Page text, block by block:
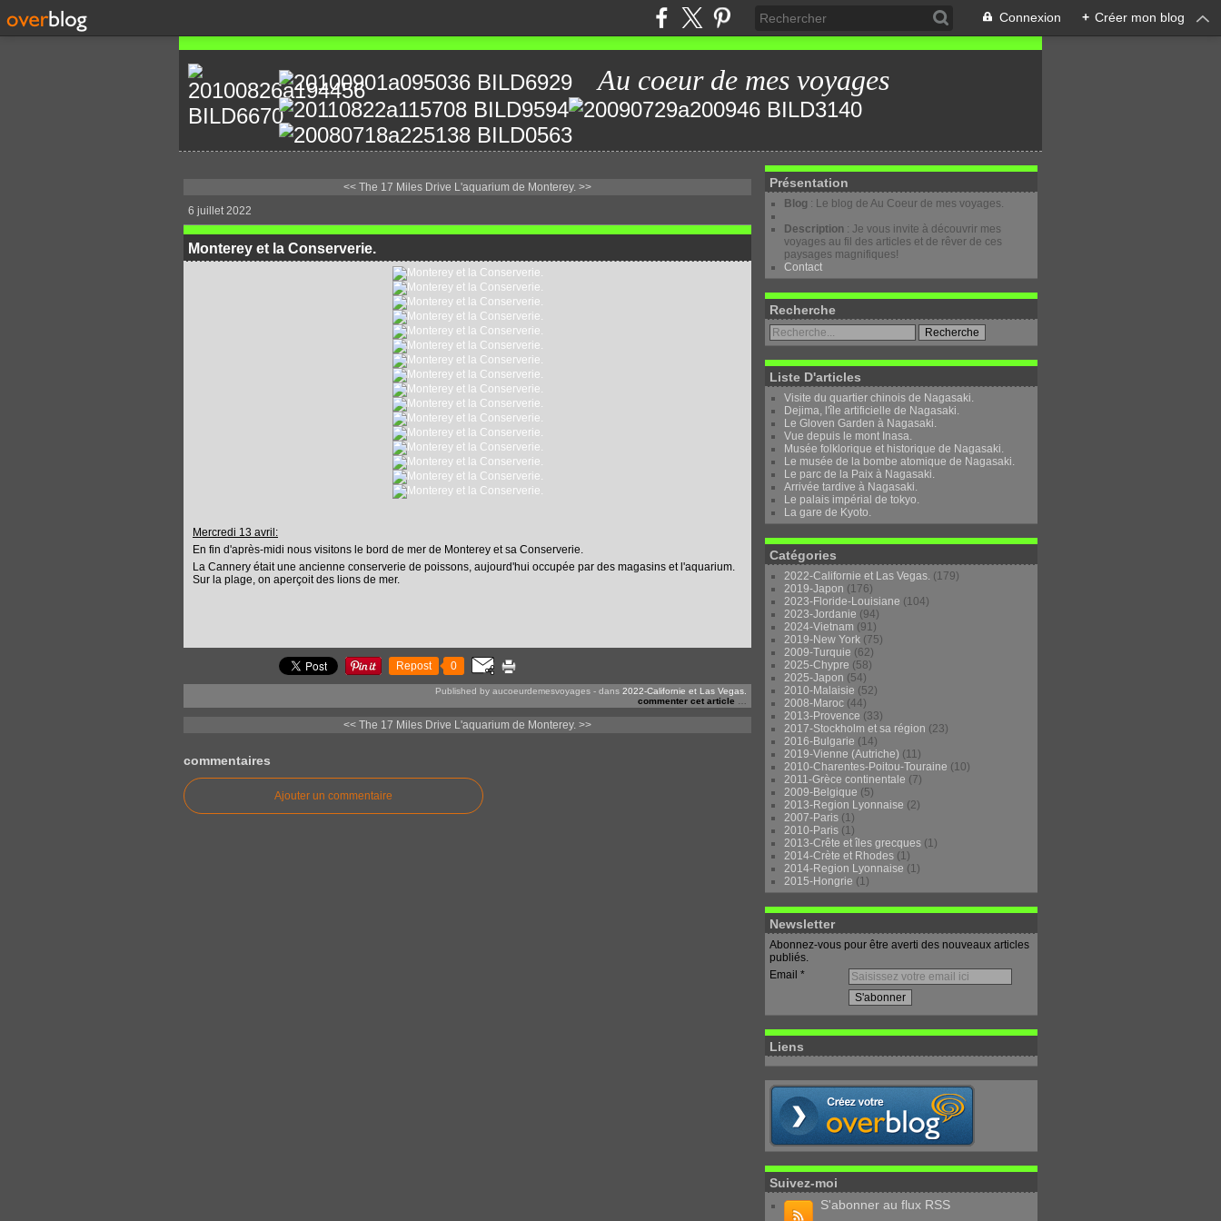
Connexion + Créer mon blog
Au coeur de mes voyages
<< The 17 Miles Drive L'aquarium de Monterey. >>
6 juillet 2022
Monterey et la Conserverie.
Mercredi 13 avril:
En fin d'après-midi nous visitons le bord de mer de Monterey et sa Conserverie.
La Cannery était une ancienne conserverie de poissons, aujourd'hui occupée par des magasins et l'aquarium.
Sur la plage, on aperçoit des lions de mer.
Repost 0
Published by aucoeurdemesvoyages - dans 2022-Californie et Las Vegas.
commenter cet article
<< The 17 Miles Drive L'aquarium de Monterey. >>
commentaires
Ajouter un commentaire
Présentation
Blog : Le blog de Au Coeur de mes voyages.
Description : Je vous invite à découvrir mes
voyages au fil des articles et de rêver de ces
paysages magnifiques!
Contact
Recherche
Liste D'articles
Visite du quartier chinois de Nagasaki.
Dejima, l'île artificielle de Nagasaki.
Le Gloven Garden à Nagasaki.
Vue depuis le mont Inasa.
Musée folklorique et historique de Nagasaki.
Le musée de la bombe atomique de Nagasaki.
Le parc de la Paix à Nagasaki.
Arrivée tardive à Nagasaki.
Le palais impérial de tokyo.
La gare de Kyoto.
Catégories
2022-Californie et Las Vegas. (179)
2019-Japon (176)
2023-Floride-Louisiane (104)
2023-Jordanie (94)
2024-Vietnam (91)
2019-New York (75)
2009-Turquie (62)
2025-Chypre (58)
2025-Japon (54)
2010-Malaisie (52)
2008-Maroc (44)
2013-Provence (33)
2017-Stockholm et sa région (23)
2016-Bulgarie (14)
2019-Vienne (Autriche) (11)
2010-Charentes-Poitou-Touraine (10)
2011-Grèce continentale (7)
2009-Belgique (5)
2013-Region Lyonnaise (2)
2007-Paris (1)
2010-Paris (1)
2013-Crête et îles grecques (1)
2014-Crète et Rhodes (1)
2014-Region Lyonnaise (1)
2015-Hongrie (1)
Newsletter
Abonnez-vous pour être averti des nouveaux articles
publiés.
Email
Liens
Suivez-moi
S'abonner au flux RSS